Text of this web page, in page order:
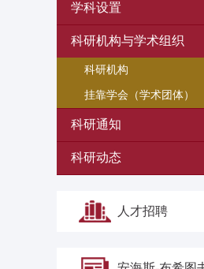
学科设置
科研机构与学术组织
科研机构
挂靠学会（学术团体）
科研通知
科研动态
人才招聘